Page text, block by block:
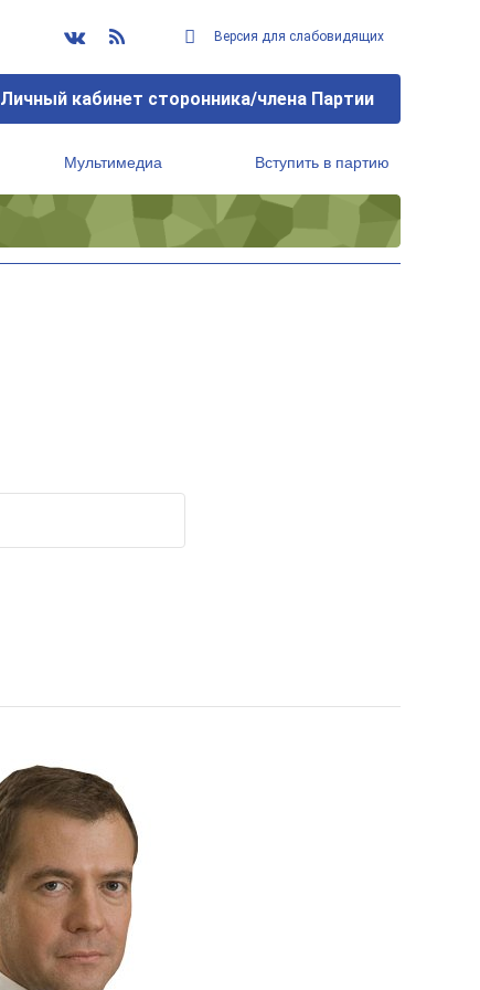
Версия для слабовидящих
Личный кабинет сторонника/члена Партии
Мультимедиа Вступить в партию